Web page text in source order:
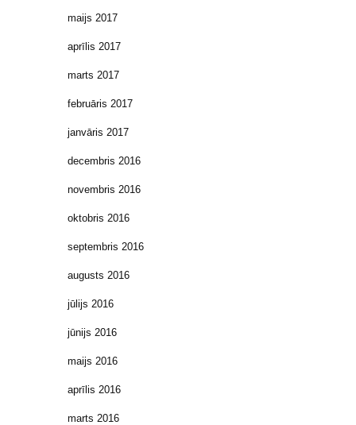
maijs 2017
aprīlis 2017
marts 2017
februāris 2017
janvāris 2017
decembris 2016
novembris 2016
oktobris 2016
septembris 2016
augusts 2016
jūlijs 2016
jūnijs 2016
maijs 2016
aprīlis 2016
marts 2016